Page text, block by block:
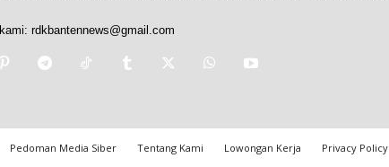
rdkbantennews@gmail.com
Pedoman Media Siber Tentang Kami Lowongan Kerja Privacy Policy